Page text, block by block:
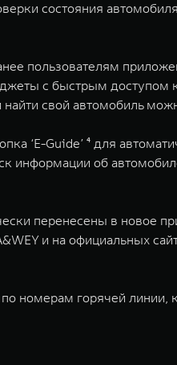
состояния
пользователям
с быстрым доступом
свой автомобиль
‘E-Guide’ ⁴ для
информации об
перенесены в новое
и на официальных
номерам горячей линии,